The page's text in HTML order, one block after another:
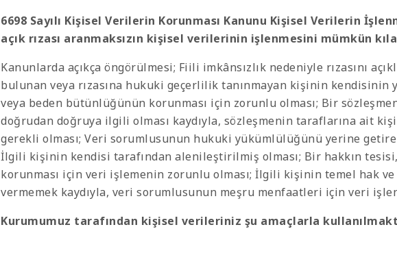
6698 Sayılı Kişisel Verilerin Korunması Kanunu Kişisel Verilerin
açık rızası aranmaksızın kişisel verilerinin işlenmesini mümkün
Kanunlarda açıkça öngörülmesi; Fiili imkânsızlık nedeniyle rızasını
bulunan veya rızasına hukuki geçerlilik tanınmayan kişinin kendisinin
veya beden bütünlüğünün korunması için zorunlu olması; Bir
doğrudan doğruya ilgili olması kaydıyla, sözleşmenin taraflarına ait
gerekli olması; Veri sorumlusunun hukuki yükümlülüğünü yerine
İlgili kişinin kendisi tarafından alenileştirilmiş olması; Bir hakkın tesisi,
korunması için veri işlemenin zorunlu olması; İlgili kişinin temel hak
vermemek kaydıyla, veri sorumlusunun meşru menfaatleri için veri
Kurumumuz tarafından kişisel verileriniz şu amaçlarla